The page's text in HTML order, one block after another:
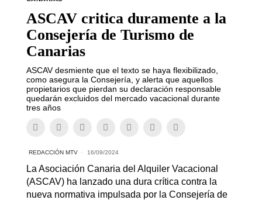
ASCAV critica duramente a la
Consejería de Turismo de
Canarias
ASCAV desmiente que el texto se haya flexibilizado,
como asegura la Consejería, y alerta que aquellos
propietarios que pierdan su declaración responsable
quedarán excluidos del mercado vacacional durante
tres años
REDACCIÓN MTV 16/09/2024
La Asociación Canaria del Alquiler Vacacional
(ASCAV) ha lanzado una dura crítica contra la
nueva normativa impulsada por la Consejería de